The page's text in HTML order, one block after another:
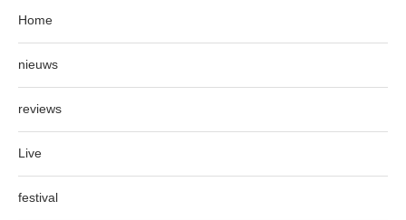
Home
nieuws
reviews
Live
festival